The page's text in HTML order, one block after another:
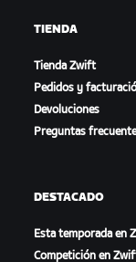
TIENDA
Tienda Zwift
Pedidos y
Devoluciones
Preguntas
DESTACADO
Esta temporada en
Competición en